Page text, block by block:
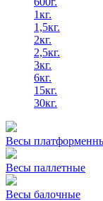
1кг.
1,5кг.
2кг.
2,5кг.
3кг.
6кг.
15кг.
30кг.
Весы
Весы паллетные
Весы балочные